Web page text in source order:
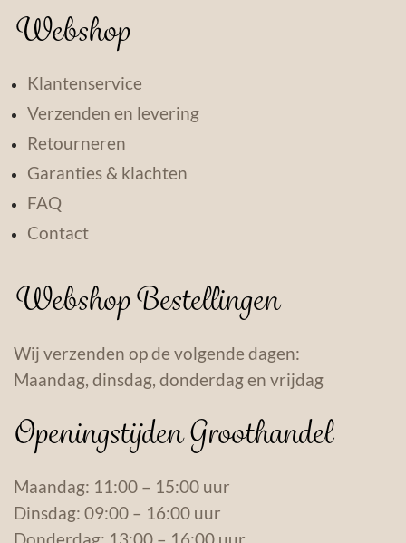
Webshop
Klantenservice
Verzenden en levering
Retourneren
Garanties & klachten
FAQ
Contact
Webshop Bestellingen
Wij verzenden op de volgende dagen:
Maandag, dinsdag, donderdag en vrijdag
Openingstijden Groothandel
Maandag: 11:00 – 15:00 uur
Dinsdag: 09:00 – 16:00 uur